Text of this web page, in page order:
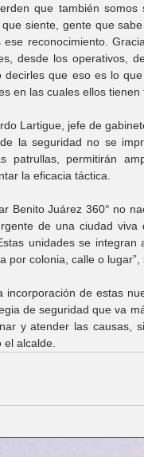
que también
siente, gente que
ese reconocimiento.
desde los operativos,
decirles que eso es lo
en las cuales ellos
Lartigue, jefe de
la seguridad no se
patrullas, permitirán
la eficacia táctica.
Benito Juárez 360° no
de una ciudad viva
unidades se
por colonia, calle o lugar”,
incorporación de estas
de seguridad que va
y atender las causas,
el alcalde.